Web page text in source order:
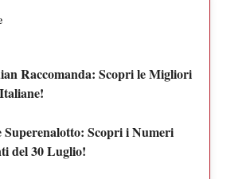
Raccomanda: Scopri le Migliori
Superenalotto: Scopri i Numeri
del 30 Luglio!